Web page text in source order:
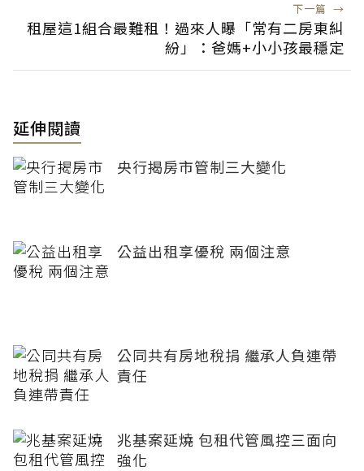
下一篇 →
租屋這1組合最難租！過來人曝「常有二房東糾
紛」：爸媽+小小孩最穩定
延伸閱讀
央行揭房市管制三大變化
公益出租享優稅 兩個注意
公同共有房地稅捐 繼承人負連帶
責任
兆基案延燒 包租代管風控三面向
強化